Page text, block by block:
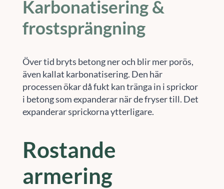
Karbonatisering &
frostsprängning
Över tid bryts betong ner och blir mer porös,
även kallat karbonatisering. Den här
processen ökar då fukt kan tränga in i sprickor
i betong som expanderar när de fryser till. Det
expanderar sprickorna ytterligare.
Rostande
armering